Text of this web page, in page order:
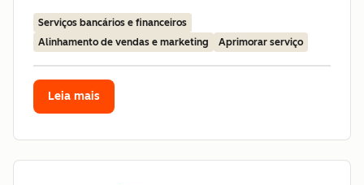
Serviços bancários e financeiros
Alinhamento de vendas e marketing
Aprimorar serviço
Leia mais